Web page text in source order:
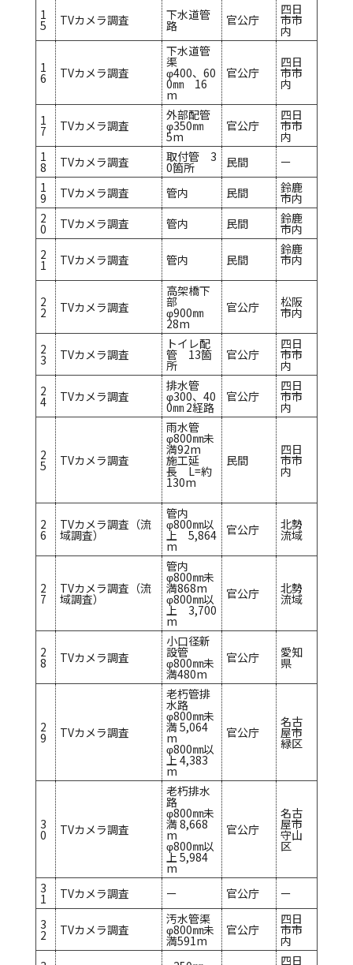
1
5 TVカメラ調査 下水道管
路 官公庁
四日
市市
内
1
6 TVカメラ調査
下水道管
渠
φ400、60
0㎜ 16
m
官公庁
四日
市市
内
1
7 TVカメラ調査
外部配管
φ350㎜
5m
官公庁
四日
市市
内
1
8 TVカメラ調査 取付管 3
0箇所 民間
ー
1
9 TVカメラ調査 管内 民間 鈴鹿
市内
2
0 TVカメラ調査 管内 民間 鈴鹿
市内
2
1 TVカメラ調査 管内 民間
鈴鹿
市内
2
2 TVカメラ調査
高架橋下
部
φ900㎜
28m
官公庁 松阪
市内
2
3 TVカメラ調査
トイレ配
管 13箇
所
官公庁
四日
市市
内
2
4 TVカメラ調査
排水管
φ300、40
0㎜ 2経路
官公庁
四日
市市
内
2
5 TVカメラ調査
雨水管
φ800㎜未
満92m
施工延
長 L=約
130m
民間
四日
市市
内
2
6
TVカメラ調査（流
域調査）
管内
φ800㎜以
上 5,864
m
官公庁 北勢
流域
2
7
TVカメラ調査（流
域調査）
管内
φ800㎜未
満868m
φ800㎜以
上 3,700
m
官公庁 北勢
流域
2
8 TVカメラ調査
小口径新
設管
φ800㎜未
満480m
官公庁 愛知
県
2
9 TVカメラ調査
老朽管排
水路
φ800㎜未
満 5,064
m
φ800㎜以
上 4,383
m
官公庁
名古
屋市
緑区
3
0 TVカメラ調査
老朽排水
路
φ800㎜未
満 8,668
m
φ800㎜以
上 5,984
m
官公庁
名古
屋市
守山
区
3
1 TVカメラ調査 ー 官公庁
ー
3
2 TVカメラ調査
汚水管渠
φ800㎜未
満591m
官公庁
四日
市市
内
四日